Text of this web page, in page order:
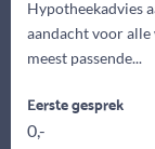
Hypotheekadvies
aandacht voor alle
meest passende...
Eerste gesprek
0,-